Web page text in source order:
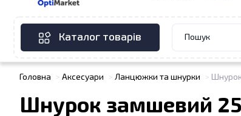
Каталог товарів
Головна Аксесуари Ланцюжки та шнурки
Шнурок замшевий